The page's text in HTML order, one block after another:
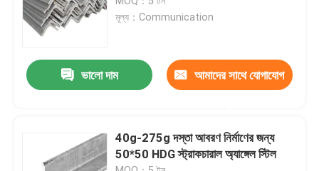
যোগাযোগ করুন
খবর
রঙ প্রলিপ্ত ইস্পাত কুণ্ডলী
মূল্য：Communication
ভালো দাম আমাদের সাথে যোগাযোগ
40g-275g দস্তা আবরণ নির্মাণের জন্য
50*50 HDG স্ট্রাকচারাল অ্যাঙ্গেল স্টিল